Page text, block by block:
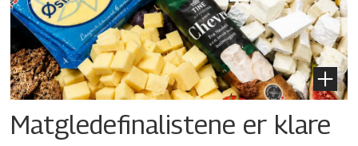
Matgledefinalistene er klare